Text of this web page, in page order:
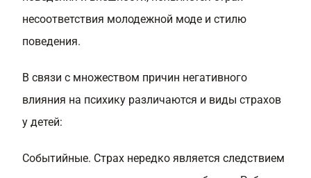
несоответствия молодежной моде и стилю
поведения.
В связи с множеством причин негативного
влияния на психику различаются и виды страхов
у детей:
Событийные. Страх нередко является следствием